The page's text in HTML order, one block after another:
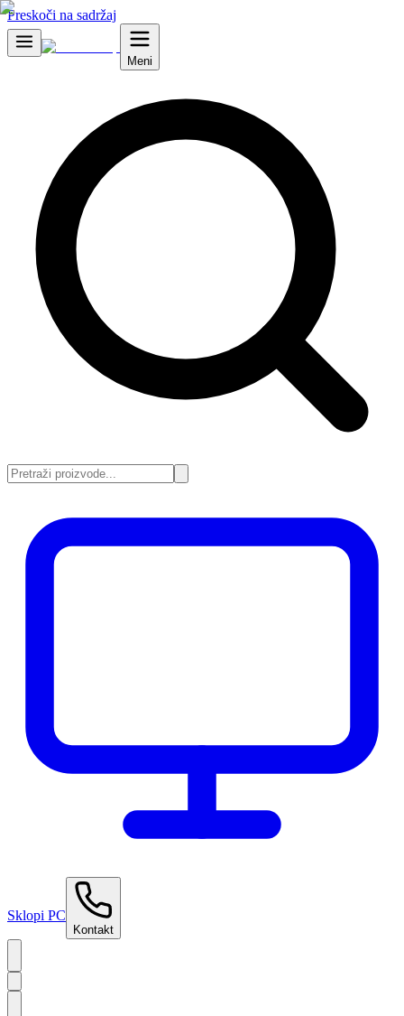
Preskoči na sadržaj
Meni
Sklopi PC
Kontakt